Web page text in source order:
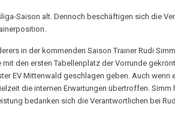
Saison alt. Dennoch beschäftigen sich die
in der kommenden Saison Trainer Rudi
den ersten Tabellenplatz der Vorrunde
EV Mittenwald geschlagen geben. Auch
die internen Erwartungen übertroffen.
bedanken sich die Verantwortlichen bei